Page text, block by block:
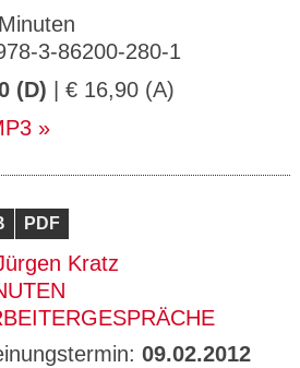
3-86200-280-1
(D) | € 16,90 (A)
PDF
Kratz
09.02.2012